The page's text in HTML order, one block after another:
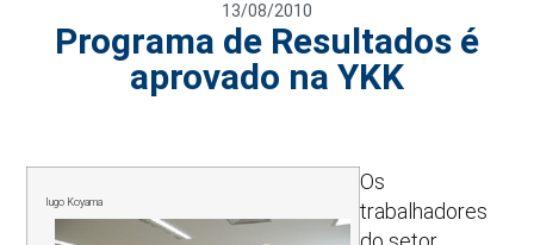
13/08/2010
Programa de Resultados é
aprovado na YKK
Iugo Koyama
Os
trabalhadores